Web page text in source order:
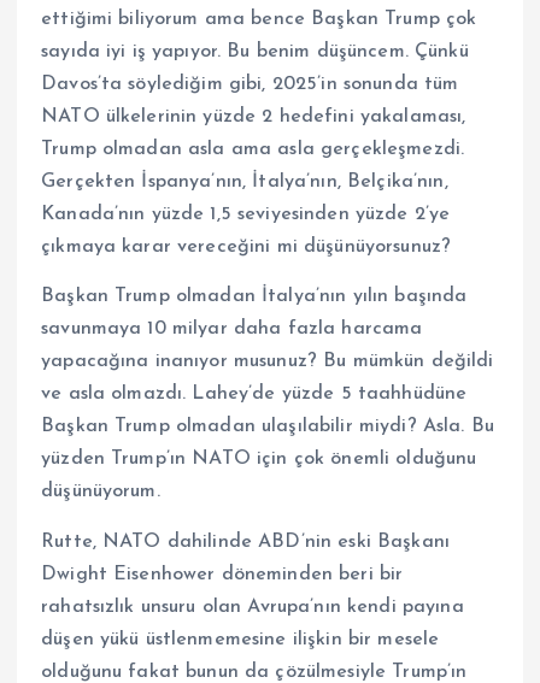
ettiğimi biliyorum ama bence Başkan Trump çok
sayıda iyi iş yapıyor. Bu benim düşüncem. Çünkü
Davos’ta söylediğim gibi, 2025’in sonunda tüm
NATO ülkelerinin yüzde 2 hedefini yakalaması,
Trump olmadan asla ama asla gerçekleşmezdi.
Gerçekten İspanya’nın, İtalya’nın, Belçika’nın,
Kanada’nın yüzde 1,5 seviyesinden yüzde 2’ye
çıkmaya karar vereceğini mi düşünüyorsunuz?
Başkan Trump olmadan İtalya’nın yılın başında
savunmaya 10 milyar daha fazla harcama
yapacağına inanıyor musunuz? Bu mümkün değildi
ve asla olmazdı. Lahey’de yüzde 5 taahhüdüne
Başkan Trump olmadan ulaşılabilir miydi? Asla. Bu
yüzden Trump’ın NATO için çok önemli olduğunu
düşünüyorum.
Rutte, NATO dahilinde ABD’nin eski Başkanı
Dwight Eisenhower döneminden beri bir
rahatsızlık unsuru olan Avrupa’nın kendi payına
düşen yükü üstlenmemesine ilişkin bir mesele
olduğunu fakat bunun da çözülmesiyle Trump’ın